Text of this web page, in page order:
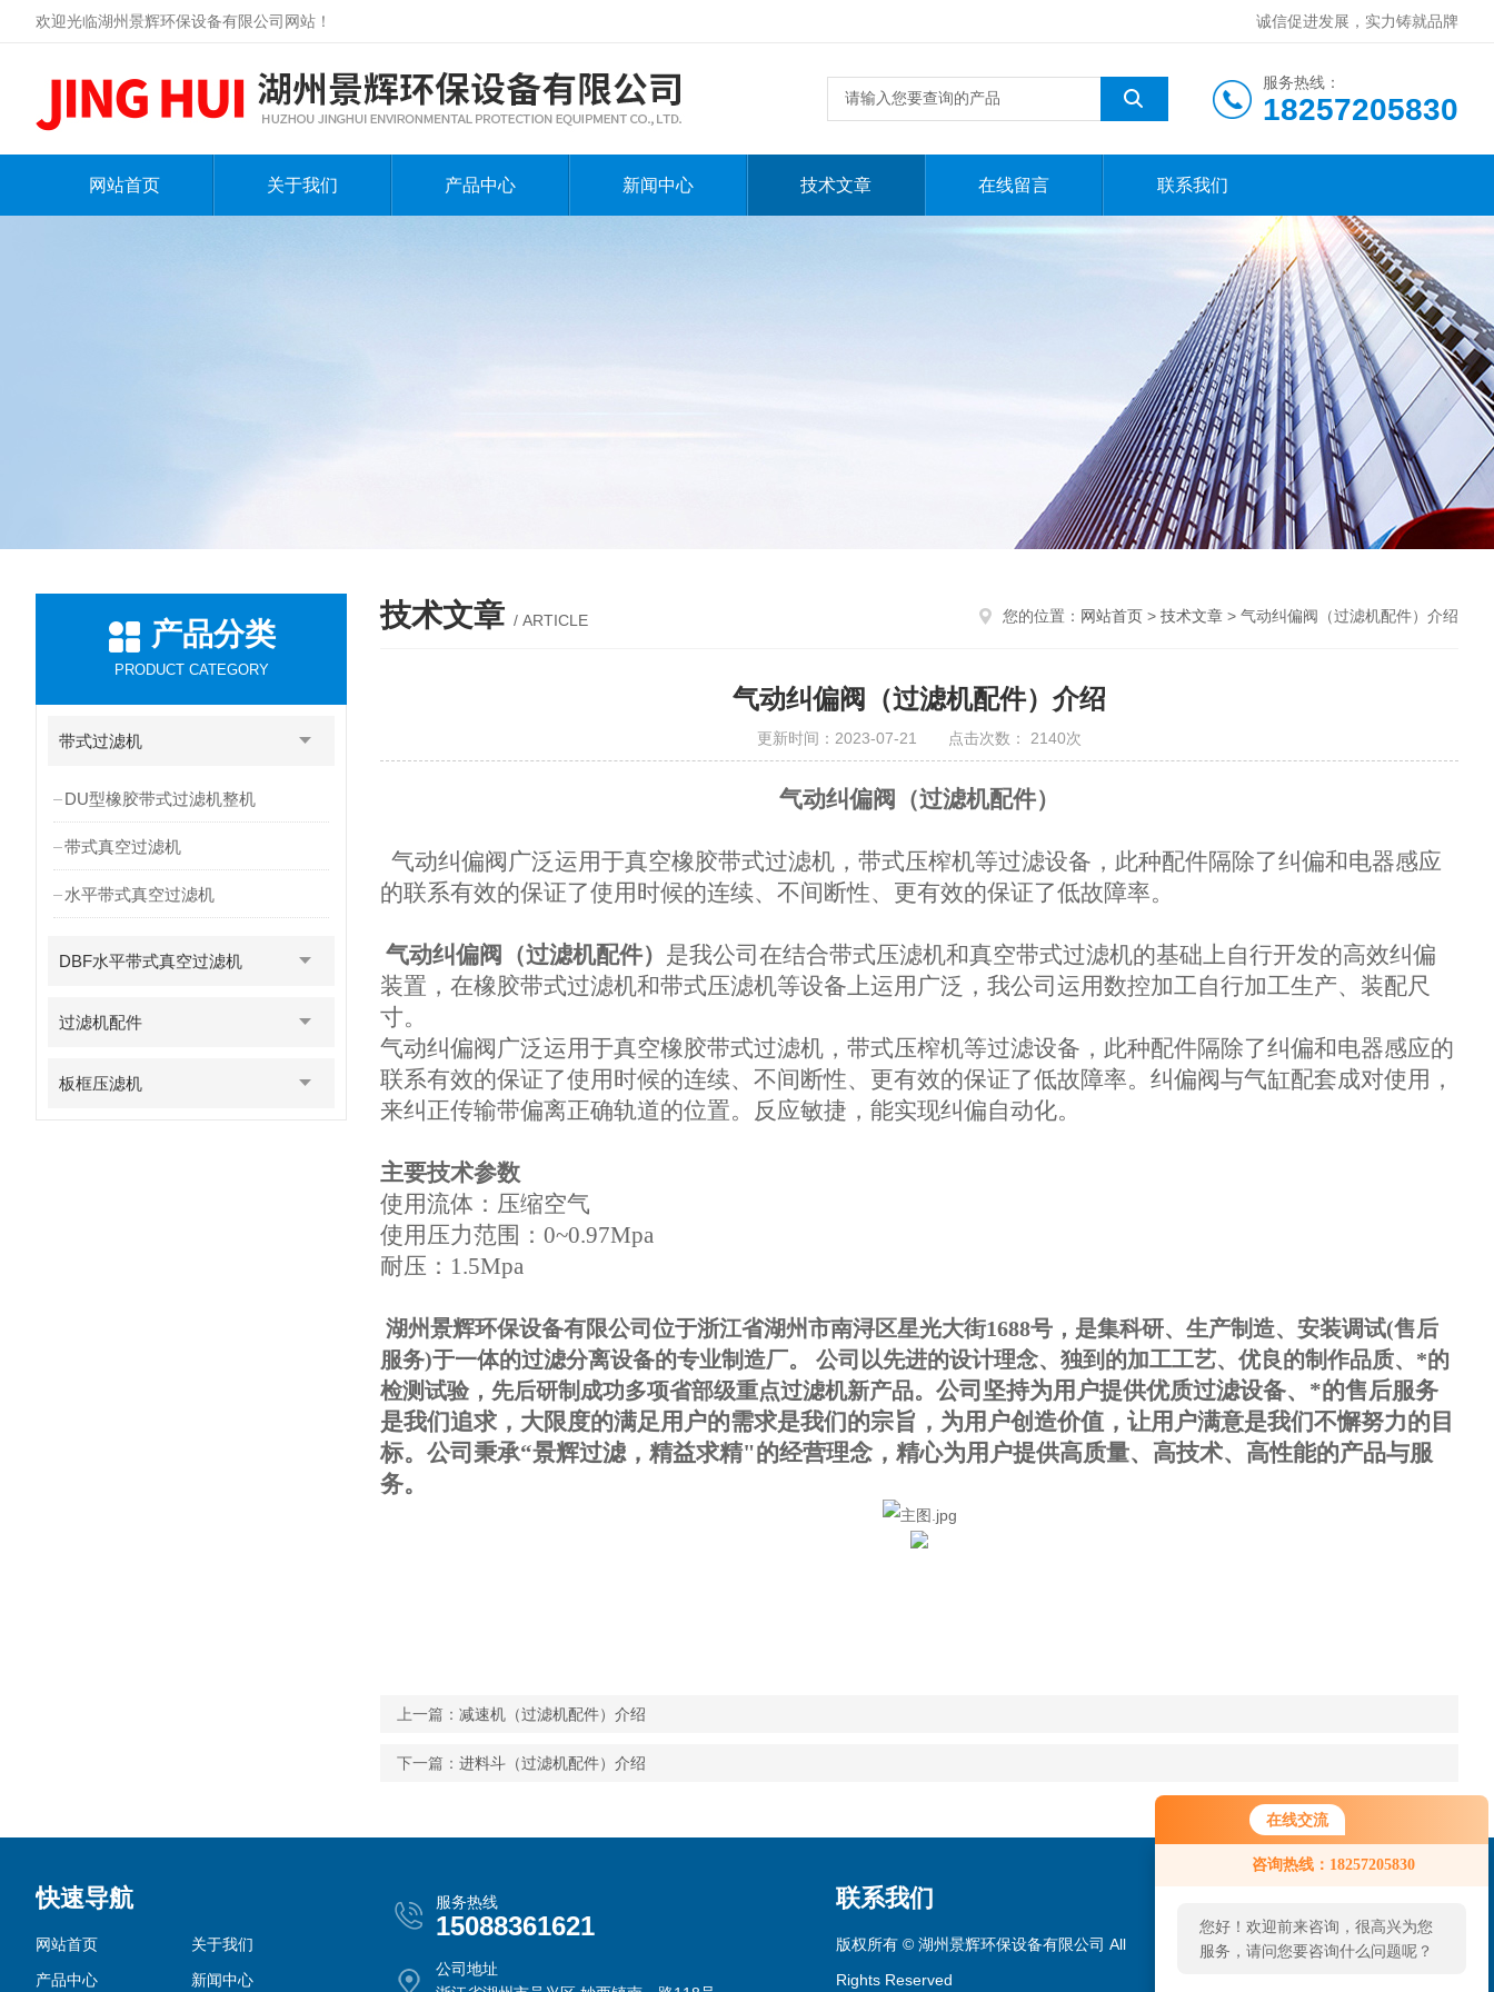
在线交流
咨询热线：18257205830
您好！欢迎前来咨询，很高兴为您
服务，请问您要咨询什么问题呢？
欢迎光临湖州景辉环保设备有限公司网站！ 诚信促进发展，实力铸就品牌
服务热线：
18257205830
网站首页 关于我们 产品中心 新闻中心 技术文章 在线留言 联系我们
产品分类
PRODUCT CATEGORY
带式过滤机
DU型橡胶带式过滤机整机
带式真空过滤机
水平带式真空过滤机
DBF水平带式真空过滤机
过滤机配件
板框压滤机
技术文章 / ARTICLE 您的位置： 网站首页 > 技术文章 > ​气动纠偏阀（过滤机配件）介绍
​气动纠偏阀（过滤机配件）介绍
更新时间：2023-07-21 点击次数： 2140次
气动纠偏阀（过滤机配件）
气动纠偏阀广泛运用于真空橡胶带式过滤机，带式压榨机等过滤设备，此种配件隔除了纠偏和电器感应
的联系有效的保证了使用时候的连续、不间断性、更有效的保证了低故障率。
气动纠偏阀（过滤机配件） 是我公司在结合带式压滤机和真空带式过滤机的基础上自行开发的高效纠偏
装置，在橡胶带式过滤机和带式压滤机等设备上运用广泛，我公司运用数控加工自行加工生产、装配尺
寸。
气动纠偏阀广泛运用于真空橡胶带式过滤机，带式压榨机等过滤设备，此种配件隔除了纠偏和电器感应的
联系有效的保证了使用时候的连续、不间断性、更有效的保证了低故障率。 纠偏阀与气缸配套成对使用，
来纠正传输带偏离正确轨道的位置。反应敏捷，能实现纠偏自动化。
主要技术参数
使用流体：压缩空气
使用压力范围：0~0.97Mpa
耐压：1.5Mpa
湖州景辉环保设备有限公司 位于浙江省湖州市南浔区星光大街1688号，是集科研、生产制造、安装调试(售后
服务)于一体的过滤分离设备的专业制造厂。 公司以先进的设计理念、独到的加工工艺、优良的制作品质、*的
检测试验，先后研制成功多项省部级重点过滤机新产品。 公司坚持为用户提供优质过滤设备、*的售后服务
是我们追求，大限度的满足用户的需求是我们的宗旨，为用户创造价值，让用户满意是我们不懈努力的目
标。公司秉承“景辉过滤，精益求精"的经营理念，精心为用户提供高质量、高技术、高性能的产品与服
务。
上一篇： 减速机（过滤机配件）介绍
下一篇： 进料斗（过滤机配件）介绍
快速导航
网站首页
关于我们
产品中心
新闻中心
服务热线
15088361621
公司地址
联系我们
版权所有 © 湖州景辉环保设备有限公司 All
Rights Reserved